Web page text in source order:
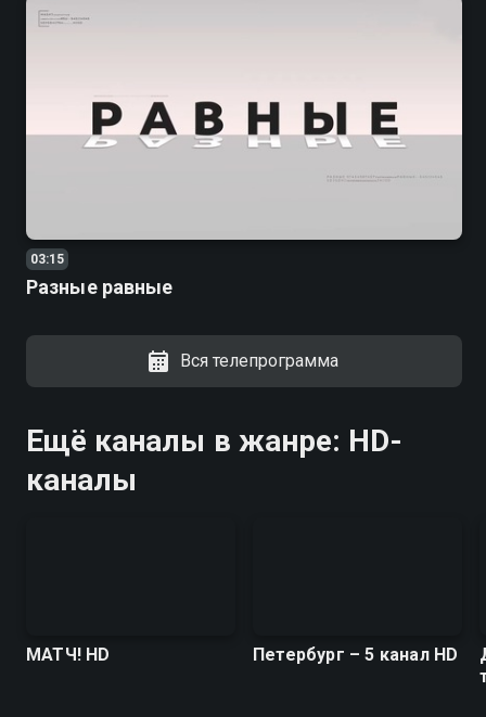
03:15
Разные равные
Вся телепрограмма
Ещё каналы в жанре: HD-
каналы
МАТЧ! HD Петербург – 5 канал HD